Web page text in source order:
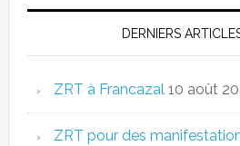
DERNIERS
ZRT à Francazal 10 août
ZRT pour des